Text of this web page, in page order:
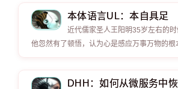
本体语言UL：本自具足
近代儒家圣人王阳明35岁左右的时
他忽然有了顿悟，认为心是感应万事万物的根
DHH：如何从微服务中恢